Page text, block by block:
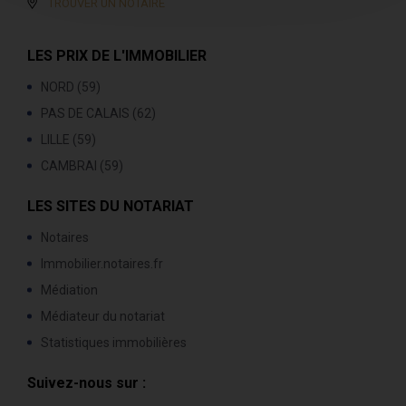
TROUVER UN NOTAIRE
LES PRIX DE L'IMMOBILIER
NORD (59)
PAS DE CALAIS (62)
LILLE (59)
CAMBRAI (59)
LES SITES DU NOTARIAT
Notaires
Immobilier.notaires.fr
Médiation
Médiateur du notariat
Statistiques immobilières
Suivez-nous sur :